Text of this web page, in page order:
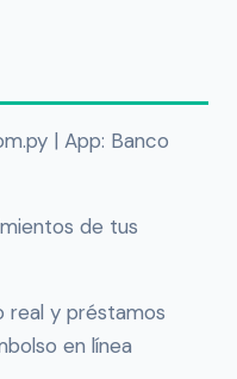
| App: Banco
de tus
real y préstamos
en línea